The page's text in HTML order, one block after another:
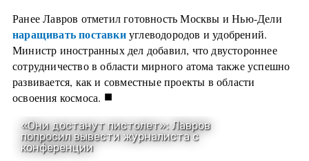
Ранее Лавров отметил готовность Москвы и Нью-Дели
наращивать поставкиуглеводородов и удобрений.
Министр иностранных дел добавил, что двустороннее
сотрудничество в области мирного атома также успешно
развивается, как и совместные проекты в области
освоения космоса. ■